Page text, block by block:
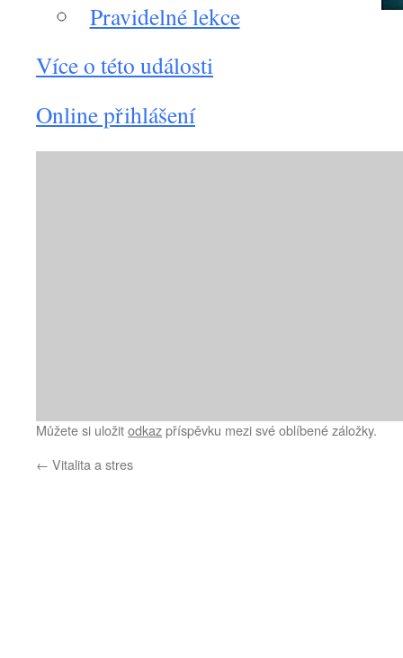
Pravidelné lekce
Více o této události
Online přihlášení
Můžete si uložitodkazpříspěvku mezi své oblíbené záložky.
← Vitalita a stres